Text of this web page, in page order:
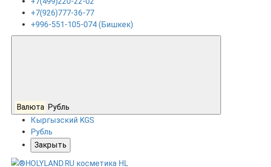
+7(926)777-36-77
+996-551-105-074 (Бишкек)
Валюта Рубль
Кыргызский KGS
Рубль
Закрыть